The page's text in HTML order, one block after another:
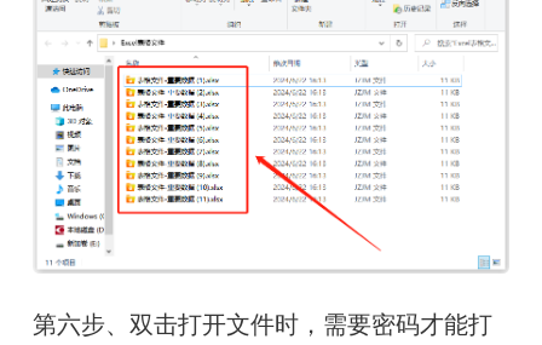
第六步、双击打开文件时，需要密码才能打